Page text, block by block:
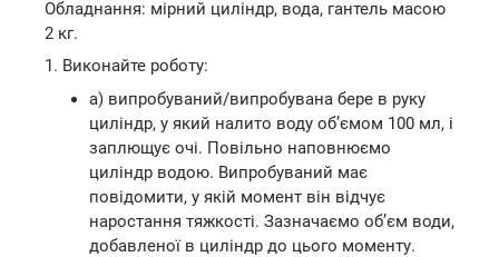
Обладнання: мірний циліндр, вода, гантель масою
2 кг.
1. Виконайте роботу:
а) випробуваний/випробувана бере в руку
циліндр, у який налито воду об’ємом 100 мл, і
заплющує очі. Повільно наповнюємо
циліндр водою. Випробуваний має
повідомити, у якій момент він відчує
наростання тяжкості. Зазначаємо об’єм води,
добавленої в циліндр до цього моменту.